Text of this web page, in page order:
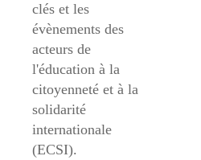
clés et les
évènements des
acteurs de
l'éducation à la
citoyenneté et à la
solidarité
internationale
(ECSI).